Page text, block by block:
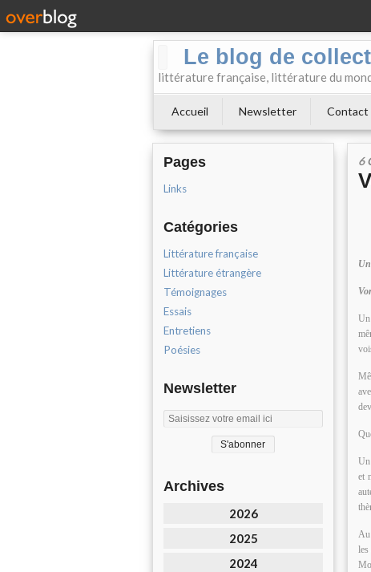
Le blog de
littérature française, littérature du
Accueil Newsletter Contact
Pages
Links
Catégories
Littérature française
Littérature étrangère
Témoignages
Essais
Entretiens
Poésies
Newsletter
Archives
2026
2025
2024
6
Un
Un
et
Au
les